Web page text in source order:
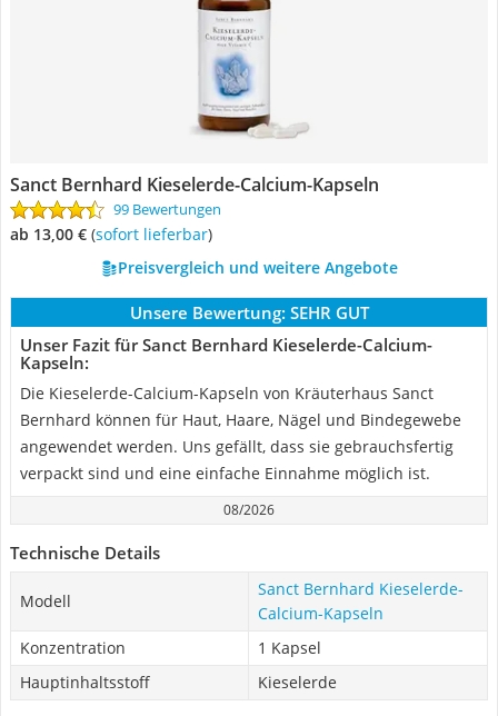
Sanct Bernhard Kieselerde-Calcium-Kapseln
99 Bewertungen
ab 13,00 € ( Sofort lieferbar)
Preisvergleich und weitere Angebote
Unsere Bewertung: SEHR GUT
Unser Fazit für Sanct Bernhard Kieselerde-Calcium-
Kapseln:
Die Kieselerde-Calcium-Kapseln von Kräuterhaus Sanct
Bernhard können für Haut, Haare, Nägel und Bindegewebe
angewendet werden. Uns gefällt, dass sie gebrauchsfertig
verpackt sind und eine einfache Einnahme möglich ist.
08/2026
Technische Details
Modell
Sanct Bernhard Kieselerde-
Calcium-Kapseln
Konzentration
1 Kapsel
Hauptinhaltsstoff
Kieselerde